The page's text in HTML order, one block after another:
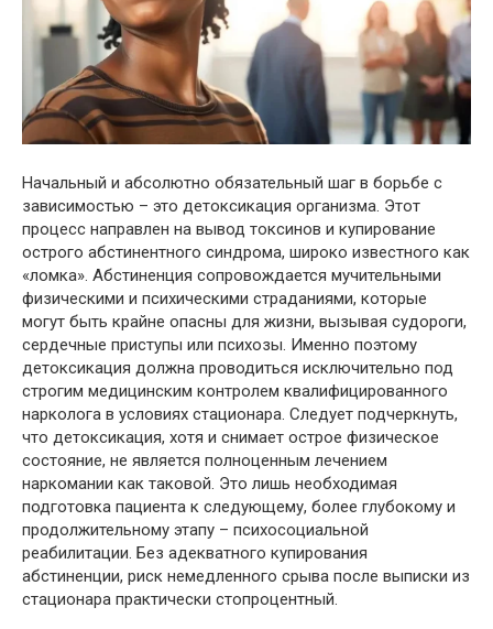
Начальный и абсолютно обязательный шаг в борьбе с
зависимостью – это детоксикация организма. Этот
процесс направлен на вывод токсинов и купирование
острого абстинентного синдрома, широко известного как
«ломка». Абстиненция сопровождается мучительными
физическими и психическими страданиями, которые
могут быть крайне опасны для жизни, вызывая судороги,
сердечные приступы или психозы. Именно поэтому
детоксикация должна проводиться исключительно под
строгим медицинским контролем квалифицированного
нарколога в условиях стационара. Следует подчеркнуть,
что детоксикация, хотя и снимает острое физическое
состояние, не является полноценным лечением
наркомании как таковой. Это лишь необходимая
подготовка пациента к следующему, более глубокому и
продолжительному этапу – психосоциальной
реабилитации. Без адекватного купирования
абстиненции, риск немедленного срыва после выписки из
стационара практически стопроцентный.